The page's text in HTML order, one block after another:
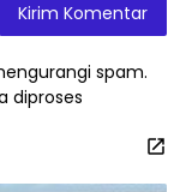
spam.
diproses